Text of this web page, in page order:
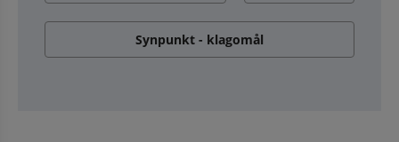
Synpunkt - klagomål